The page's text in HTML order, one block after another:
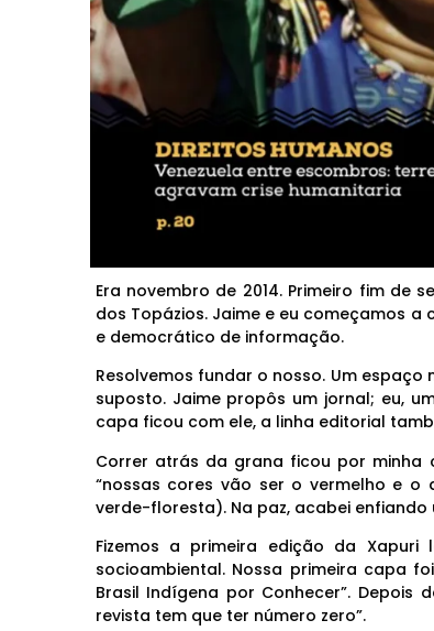
Era novembro de 2014. Primeiro fim de
dos Topázios. Jaime e eu começamos
e democrático de informação.
Resolvemos fundar o nosso. Um
suposto. Jaime propôs um jornal; eu,
capa ficou com ele, a linha editorial
Correr atrás da grana ficou por minha
“nossas cores vão ser o vermelho e
verde-floresta). Na paz, acabei enfiando
Fizemos a primeira edição da
socioambiental. Nossa primeira capa
Brasil Indígena por Conhecer”.
revista tem que ter número zero”.